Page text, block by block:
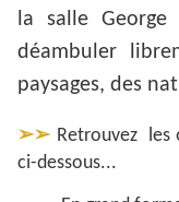
la salle
déambuler
paysages, des
➢➢ Retrouvez les
ci-dessous...